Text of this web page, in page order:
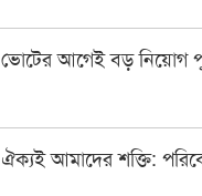
ভোটের আগেই বড় নিয়োগ
ঐক্যই আমাদের শক্তি: